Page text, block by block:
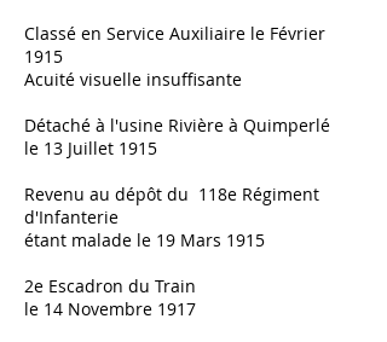
Classé en Service Auxiliaire le Février
1915
Acuité visuelle insuffisante
Détaché à l'usine Rivière à Quimperlé
le 13 Juillet 1915
Revenu au dépôt du 118e Régiment
d'Infanterie
étant malade le 19 Mars 1915
2e Escadron du Train
le 14 Novembre 1917